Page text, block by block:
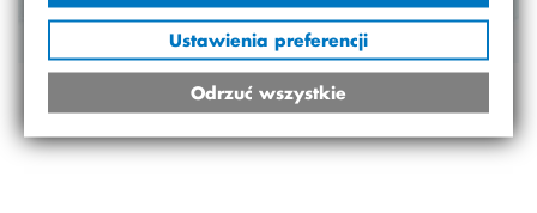
Ustawienia preferencji
Odrzuć wszystkie